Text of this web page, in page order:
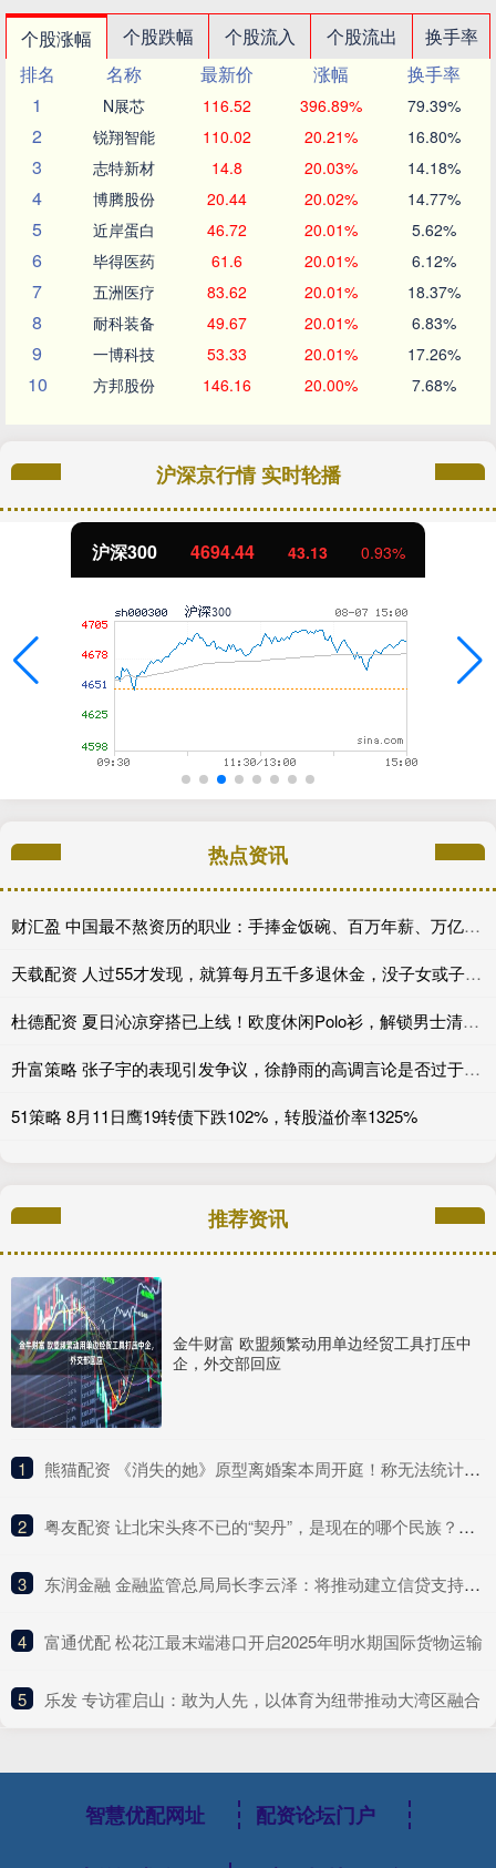
个股涨幅 个股跌幅 个股流入 个股流出
换手率
排名
名称 最新价 涨幅
换手率
1
N展芯 116.52 396.89% 79.39%
2 锐翔智能 110.02 20.21% 16.80%
3 志特新材 14.8 20.03% 14.18%
4 博腾股份 20.44 20.02% 14.77%
5 近岸蛋白 46.72 20.01% 5.62%
6 毕得医药 61.6 20.01% 6.12%
7 五洲医疗 83.62 20.01% 18.37%
8 耐科装备 49.67 20.01% 6.83%
9 一博科技 53.33 20.01% 17.26%
10 方邦股份 146.16 20.00% 7.68%
沪深京行情 实时轮播
沪深300 4694.44 43.13 0.93%
热点资讯
财汇盈 中国最不熬资历的职业：手捧金饭碗、百万年薪、万亿市场，不看经验、新人辈出？
天载配资 人过55才发现，就算每月五千多退休金，没子女或子女不成器，养老也只能做梦
杜德配资 夏日沁凉穿搭已上线！欧度休闲Polo衫，解锁男士清爽型格_面料_内容_版型
升富策略 张子宇的表现引发争议，徐静雨的高调言论是否过于乐观？_中国女篮_比赛_进攻
51策略 8月11日鹰19转债下跌102%，转股溢价率1325%
推荐资讯
金牛财富 欧盟频繁动用单边经贸工具打压中
企，外交部回应
1 ​熊猫配资 《消失的她》原型离婚案本周开庭！称无法统计医疗次数和金额
2 ​粤友配资 让北宋头疼不已的“契丹”，是现在的哪个民族？说出来你或许不信
3 ​东润金融 金融监管总局局长李云泽：将推动建立信贷支持科技创新的专门机制 支持银行有序设立科技金融专门机构
4 ​富通优配 松花江最末端港口开启2025年明水期国际货物运输
5 ​乐发 专访霍启山：敢为人先，以体育为纽带推动大湾区融合
智慧优配网址 配资论坛门户